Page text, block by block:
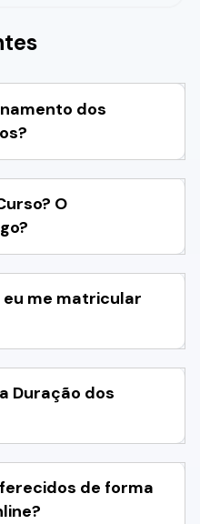
dos
O
me matricular
Duração dos
de forma